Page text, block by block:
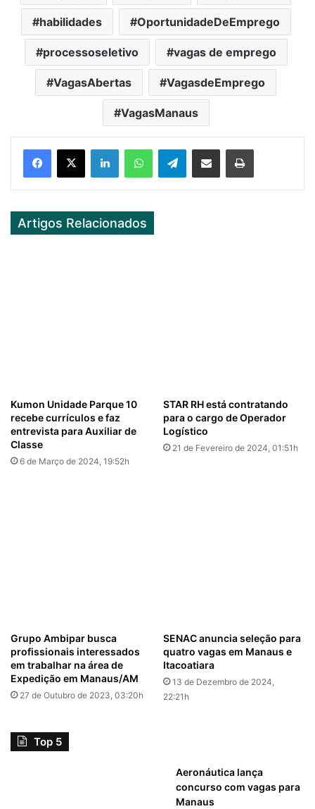
habilidades OportunidadeDeEmprego
processoseletivo vagas de emprego
VagasAbertas VagasdeEmprego
VagasManaus
Telegram
Artigos Relacionados
Kumon Unidade Parque 10
recebe currículos e faz
entrevista para Auxiliar de
Classe
6 de Março de 2024, 19:52h
STAR RH está contratando
para o cargo de Operador
Logístico
21 de Fevereiro de 2024, 01:51h
Grupo Ambipar busca
profissionais interessados
em trabalhar na área de
Expedição em Manaus/AM
27 de Outubro de 2023, 03:20h
SENAC anuncia seleção para
quatro vagas em Manaus e
Itacoatiara
13 de Dezembro de 2024,
22:21h
Top 5
Aeronáutica lança
concurso com vagas para
Manaus